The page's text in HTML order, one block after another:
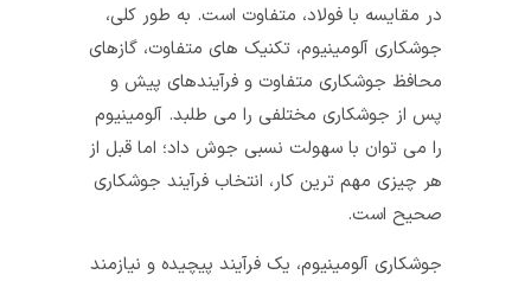
در مقایسه با فولاد، متفاوت است. به طور کلی،
جوشکاری آلومینیوم، تکنیک‌ های متفاوت، گازهای
محافظ جوشکاری متفاوت و فرآیندهای پیش و
پس از جوشکاری مختلفی را می‌ طلبد. آلومینیوم
را می‌ توان با سهولت نسبی جوش داد؛ اما قبل از
هر چیزی مهم‌ ترین کار، انتخاب فرآیند جوشکاری
صحیح است.
جوشکاری آلومینیوم، یک فرآیند پیچیده و نیازمند